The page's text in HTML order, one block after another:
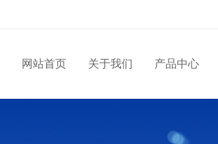
网站首页 关于我们 产品中心